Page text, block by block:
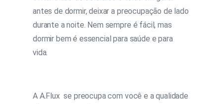
antes de dormir, deixar a preocupação de lado
durante a noite. Nem sempre é fácil, mas
dormir bem é essencial para saúde e para
vida.
A A.Flux se preocupa com você e a qualidade